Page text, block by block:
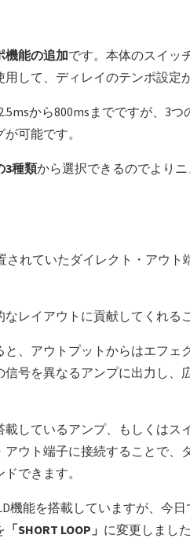
機能の追加です。本体のスイッ
して、ディレイのテンポ設定
から800msまでですが、3
可能です。
3種類から選択できるのでより
れていたダイレクト・アウト
レイアウトに貢献してくれる
、アウトプットからはエフェ
号を異なるアンプに出力し、
しているアンプ、もしくはス
ウト端子に接続することで、
できます。
機能を搭載していますが、今
「SHORT LOOP」 に変更しました